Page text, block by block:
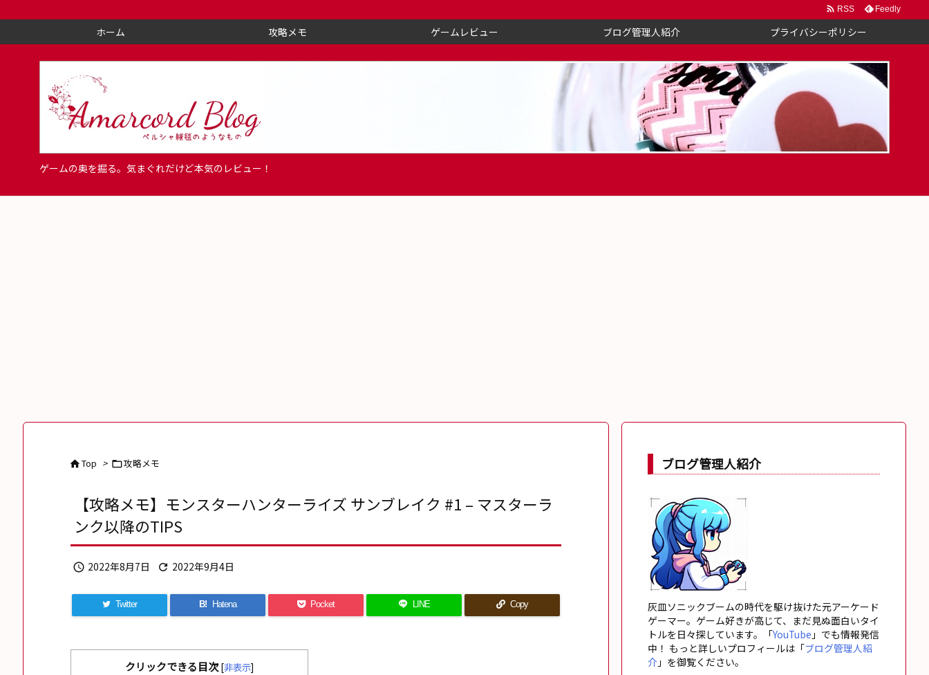
ホーム 攻略メモ ゲームレビュー ブログ管理人紹介 プライバシーポリシー
 RSS Feedly
ゲームの奥を掘る。気まぐれだけど本気のレビュー！
Top > 攻略メモ
【攻略メモ】モンスターハンターライズ サンブレイク #1 – マスターラ
ンク以降のTIPS
 2022年8月7日  2022年9月4日
Twitter B! Hatena Pocket LINE Copy
クリックできる目次 [非表示]
ブログ管理人紹介
灰皿ソニックブームの時代を駆け抜けた元アーケード
ゲーマー。ゲーム好きが高じて、まだ見ぬ面白いタイ
トルを日々探しています。「YouTube 」でも情報発信
中！ もっと詳しいプロフィールは「ブログ管理人紹
介 」を御覧ください。